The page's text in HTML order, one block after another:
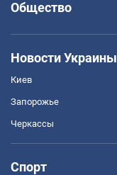
Общество
Новости Украины
Киев
Запорожье
Черкассы
Спорт